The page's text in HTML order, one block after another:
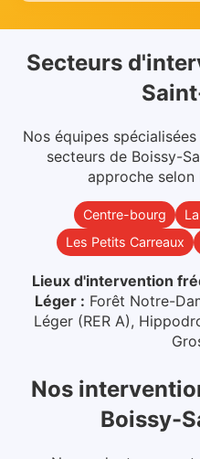
Secteurs
Nos équipes
secteurs de Boissy-
approche
Centre-bourg
Les Petits Carreaux
Lieux d'intervention
Léger : Forêt Notre-
Léger (RER A),
Nos
Boissy-